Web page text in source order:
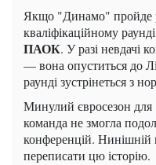
Якщо "Динамо" пройде
кваліфікаційному
ПАОК. У разі невдачі
— вона опуститься до
раунді зустрінеться з
Минулий євросезон
команда не змогла
конференцій.
переписати цю історію.